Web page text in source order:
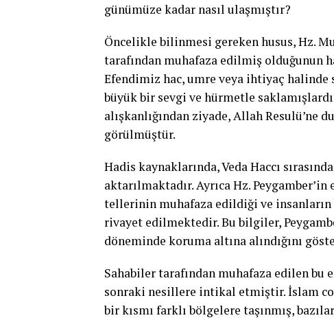
günümüze kadar nasıl ulaşmıştır?
Öncelikle bilinmesi gereken husus, Hz.
tarafından muhafaza edilmiş olduğunun
Efendimiz hac, umre veya ihtiyaç
büyük bir sevgi ve hürmetle
alışkanlığından ziyade, Allah Resulü’ne
görülmüştür.
Hadis kaynaklarında, Veda Haccı
aktarılmaktadır. Ayrıca Hz.
tellerinin muhafaza edildiği ve
rivayet edilmektedir. Bu bilgiler,
döneminde koruma altına alındığını
Sahabiler tarafından muhafaza edilen
sonraki nesillere intikal etmiştir. İslam
bir kısmı farklı bölgelere taşınmış,